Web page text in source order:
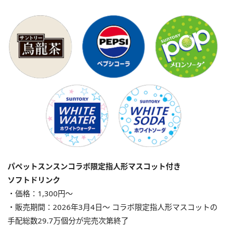
パペットスンスンコラボ限定指人形マスコット付き
ソフトドリンク
・価格：1,300円〜
・販売期間：2026年3月4日〜 コラボ限定指人形マスコットの
手配総数29.7万個分が完売次第終了